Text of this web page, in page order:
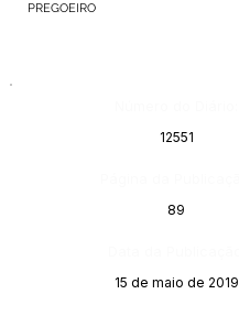
PREGOEIRO
12551
89
15 de maio de 2019